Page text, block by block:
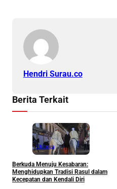
Hendri Surau.co
Berita Terkait
Olahraga
Berkuda Menuju Kesabaran:
Menghidupkan Tradisi Rasul dalam
Kecepatan dan Kendali Diri